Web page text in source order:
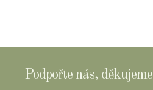
Podpořte nás, děkujeme